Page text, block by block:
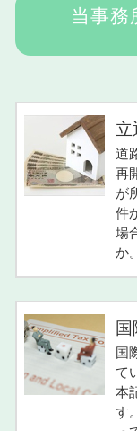
当事務
立
道
再
が
件
場
か
国
て
本
す